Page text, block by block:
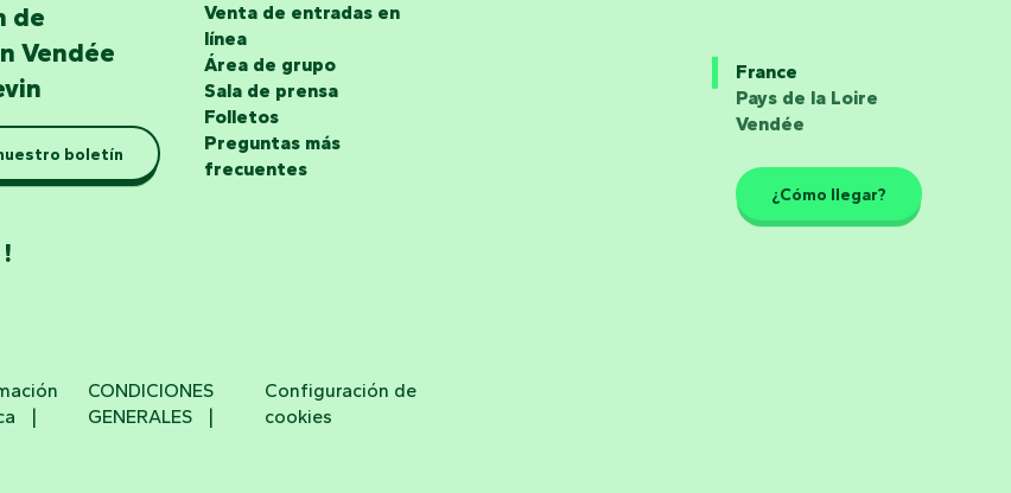
de
Vendée
boletín
Venta de entradas en
línea
Área de grupo
Sala de prensa
Folletos
Preguntas más
frecuentes
CONDICIONES
GENERALES
Configuración de
cookies
France
Pays de la Loire
Vendée
¿Cómo llegar?